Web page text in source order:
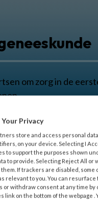
om zorg in de
Moorst
Privacy
store and access personal
on your device. Selecting I
to support the purposes shown
to provide. Selecting Reject All or
If trackers are disabled, some
relevant to you. You can resurface
or withdraw consent at any time by
link on the bottom of the webpage .